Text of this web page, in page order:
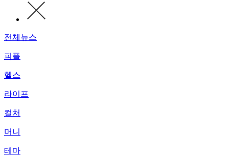
전체뉴스
피플
헬스
라이프
컬처
머니
테마